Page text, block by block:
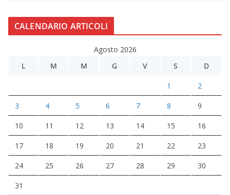
CALENDARIO ARTICOLI
Agosto 2026
L
M M G V S D
1 2
3 4 5 6 7 8 9
10 11 12 13 14 15 16
17 18 19 20 21 22 23
24 25 26 27 28 29 30
31